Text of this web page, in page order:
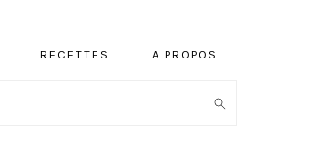
RECETTES A PROPOS